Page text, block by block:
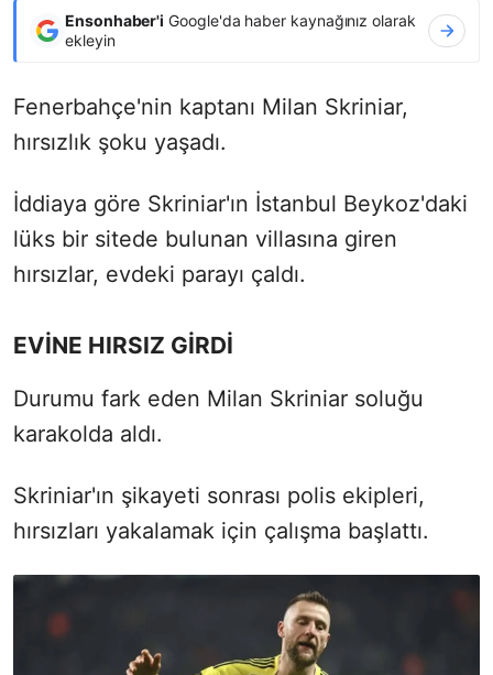
Ensonhaber'i Google'da haber kaynağınız olarak
ekleyin
Fenerbahçe'nin kaptanı Milan Skriniar,
hırsızlık şoku yaşadı.
İddiaya göre Skriniar'ın İstanbul Beykoz'daki
lüks bir sitede bulunan villasına giren
hırsızlar, evdeki parayı çaldı.
EVİNE HIRSIZ GİRDİ
Durumu fark eden Milan Skriniar soluğu
karakolda aldı.
Skriniar'ın şikayeti sonrası polis ekipleri,
hırsızları yakalamak için çalışma başlattı.